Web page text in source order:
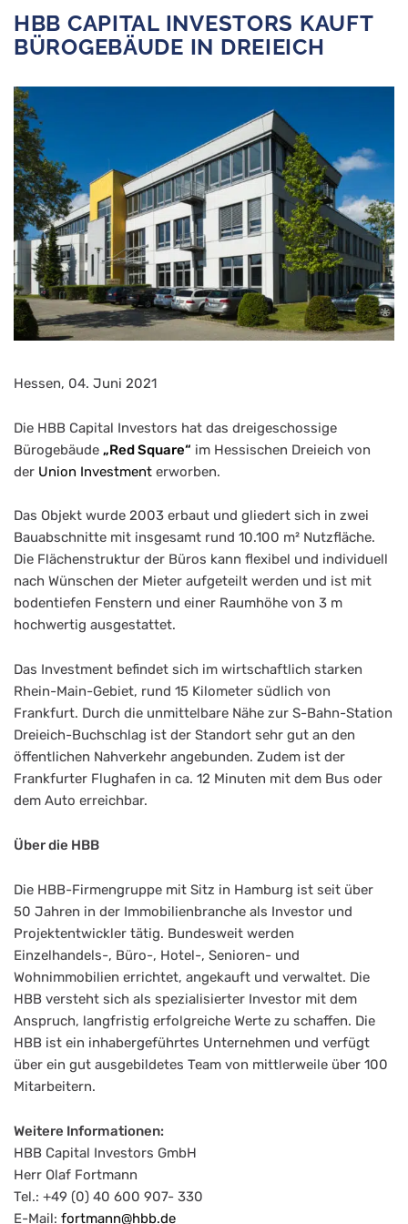
HBB CAPITAL INVESTORS KAUFT
BÜROGEBÄUDE IN DREIEICH
Hessen, 04. Juni 2021
Die HBB Capital Investors hat das dreigeschossige
Bürogebäude „Red Square“ im Hessischen Dreieich von
der Union Investment erworben.
Das Objekt wurde 2003 erbaut und gliedert sich in zwei
Bauabschnitte mit insgesamt rund 10.100 m² Nutzfläche.
Die Flächenstruktur der Büros kann flexibel und individuell
nach Wünschen der Mieter aufgeteilt werden und ist mit
bodentiefen Fenstern und einer Raumhöhe von 3 m
hochwertig ausgestattet.
Das Investment befindet sich im wirtschaftlich starken
Rhein-Main-Gebiet, rund 15 Kilometer südlich von
Frankfurt. Durch die unmittelbare Nähe zur S-Bahn-Station
Dreieich-Buchschlag ist der Standort sehr gut an den
öffentlichen Nahverkehr angebunden. Zudem ist der
Frankfurter Flughafen in ca. 12 Minuten mit dem Bus oder
dem Auto erreichbar.
Über die HBB
Die HBB-Firmengruppe mit Sitz in Hamburg ist seit über
50 Jahren in der Immobilienbranche als Investor und
Projektentwickler tätig. Bundesweit werden
Einzelhandels-, Büro-, Hotel-, Senioren- und
Wohnimmobilien errichtet, angekauft und verwaltet. Die
HBB versteht sich als spezialisierter Investor mit dem
Anspruch, langfristig erfolgreiche Werte zu schaffen. Die
HBB ist ein inhabergeführtes Unternehmen und verfügt
über ein gut ausgebildetes Team von mittlerweile über 100
Mitarbeitern.
Weitere Informationen:
HBB Capital Investors GmbH
Herr Olaf Fortmann
Tel.: +49 (0) 40 600 907- 330
E-Mail:fortmann@hbb.de